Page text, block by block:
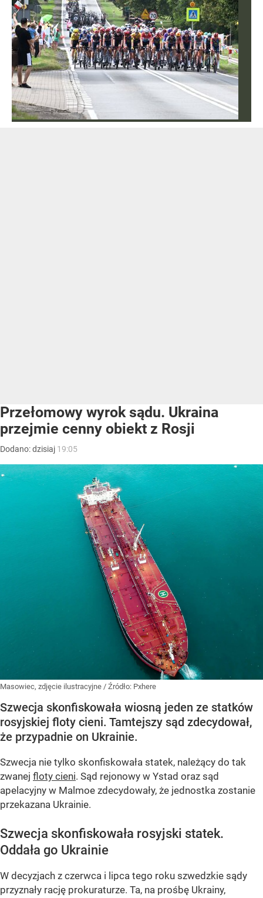
Przełomowy wyrok sądu. Ukraina
przejmie cenny obiekt z Rosji
Dodano:dzisiaj 19:05
Masowiec, zdjęcie ilustracyjne / Źródło: Pxhere
Szwecja skonfiskowała wiosną jeden ze statków
rosyjskiej floty cieni. Tamtejszy sąd zdecydował,
że przypadnie on Ukrainie.
Szwecja nie tylko skonfiskowała statek, należący do tak
zwanej floty cieni. Sąd rejonowy w Ystad oraz sąd
apelacyjny w Malmoe zdecydowały, że jednostka zostanie
przekazana Ukrainie.
Szwecja skonfiskowała rosyjski statek.
Oddała go Ukrainie
W decyzjach z czerwca i lipca tego roku szwedzkie sądy
przyznały rację prokuraturze. Ta, na prośbę Ukrainy,